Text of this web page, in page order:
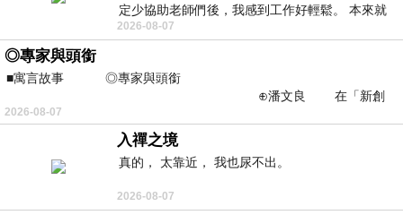
定少協助老師們後，我感到工作好輕鬆。 本來就
不是我的工作啊。 真
2026-08-07
◎專家與頭銜
■寓言故事 ◎專家與頭銜
⊕潘文良 在「新創
之谷」裡——
2026-08-07
入禪之境
真的， 太靠近， 我也尿不出。
2026-08-07